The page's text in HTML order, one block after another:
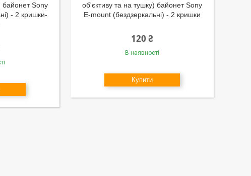
байонет Sony
- 2 кришки-
об'єктиву та на тушку) байонет Sony
E-mount (бездзеркальні) - 2 кришки
120 ₴
В наявності
Купити